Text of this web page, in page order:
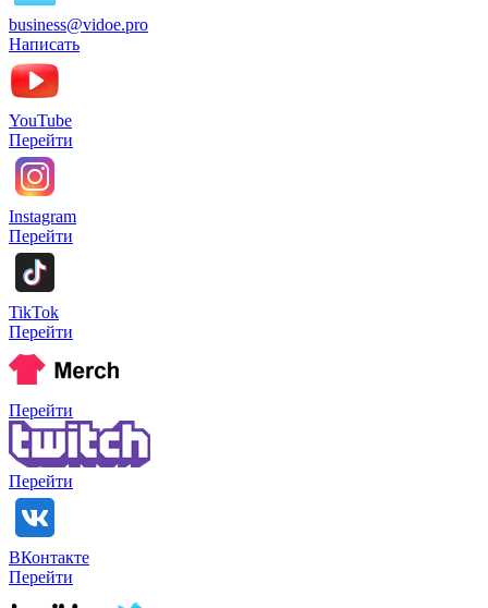
business@vidoe.pro
Написать
YouTube
Перейти
Instagram
Перейти
TikTok
Перейти
Перейти
Перейти
ВКонтакте
Перейти